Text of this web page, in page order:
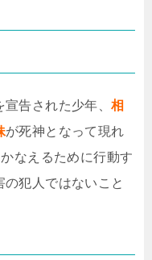
宣告された少年、相
が死神となって現れ
なえるために行動す
犯人ではないこと